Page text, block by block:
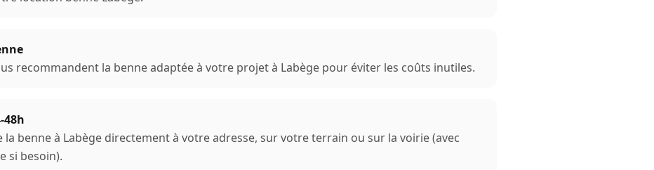
recommandent la benne adaptée à votre projet à Labège pour éviter les coûts inutiles.
48h
la benne à Labège directement à votre adresse, sur votre terrain ou sur la voirie (avec
si besoin).